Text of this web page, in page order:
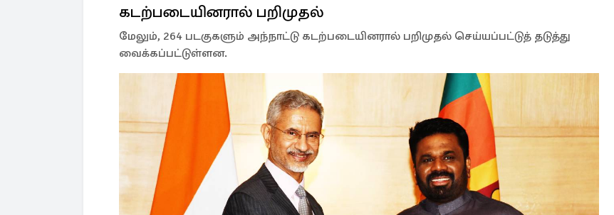
கடற்படையினரால் பறிமுதல்
மேலும், 264 படகுகளும் அந்நாட்டு கடற்படையினரால் பறிமுதல் செய்யப்பட்டுத் தடுத்து
வைக்கப்பட்டுள்ளன.